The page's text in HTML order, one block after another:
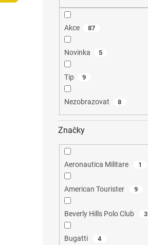
Akce 87
Novinka 5
Tip 9
Nezobrazovat 8
Značky
Aeronautica Militare 1
American Tourister 9
Beverly Hills Polo Club 3
Bugatti 4